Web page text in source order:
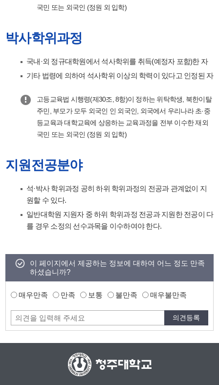
국민 또는 외국인 (정원 외 입학)
박사학위과정
국내·외 정규대학원에서 석사학위를 취득(예정자 포함)한 자
기타 법령에 의하여 석사학위 이상의 학력이 있다고 인정된 자
고등교육법 시행령(제30조, 8항)이 정하는 위탁학생, 북한이탈
주민, 부모가 모두 외국인 인 외국인, 외국에서 우리나라 초·중
등교육과 대학교육에 상응하는 교육과정을 전부 이수한 재외
국민 또는 외국인 (정원 외 입학)
지원전공분야
석·박사 학위과정 공히 하위 학위과정의 전공과 관계없이 지
원할 수 있다.
일반대학원 지원자 중 하위 학위과정 전공과 지원한 전공이 다
를 경우 소정의 선수과목을 이수하여야 한다.
이 페이지에서 제공하는 정보에 대하여 어느 정도 만족
하셨습니까?
매우만족 만족 보통 불만족 매우불만족